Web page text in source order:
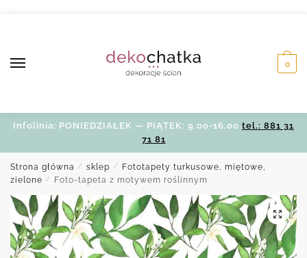
0
Infolinia: PONIEDZIAŁEK — PIĄTEK: 9.00-16.00 tel.: 881 31
71 81
Strona główna / sklep /
Fototapety turkusowe, miętowe,
zielone
/ Foto-tapeta z motywem roślinnym